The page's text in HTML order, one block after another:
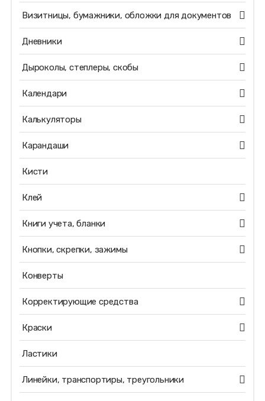
Визитницы, бумажники, обложки для документов
Дневники
Дыроколы, степлеры, скобы
Календари
Калькуляторы
Карандаши
Кисти
Клей
Книги учета, бланки
Кнопки, скрепки, зажимы
Конверты
Корректирующие средства
Краски
Ластики
Линейки, транспортиры, треугольники